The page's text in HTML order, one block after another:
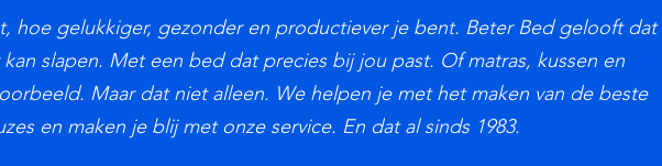
hoe gelukkiger, gezonder en productiever je bent. Beter Bed gelooft dat
slapen. Met een bed dat precies bij jou past. Of matras, kussen en
Maar dat niet alleen. We helpen je met het maken van de beste
en maken je blij met onze service. En dat al sinds 1983.